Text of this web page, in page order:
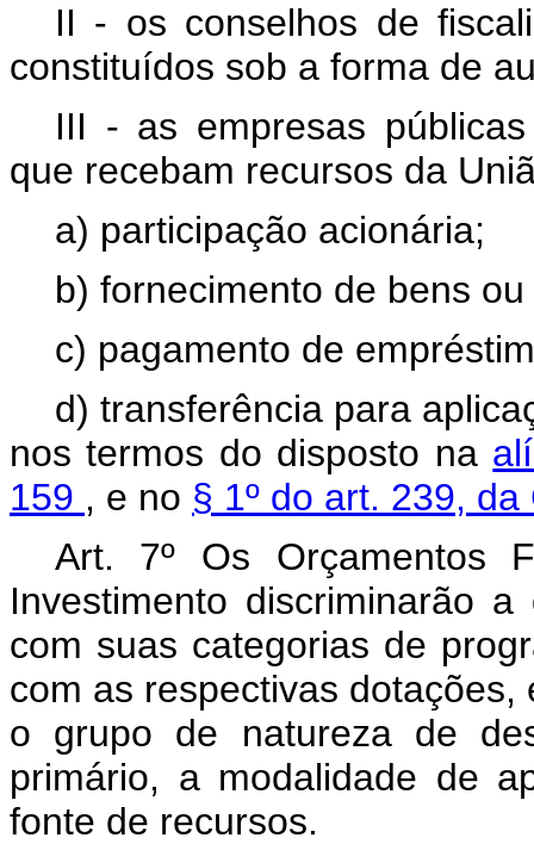
II - os conselhos de
constituídos sob a forma de
III - as empresas
que recebam recursos da
a) participação acionária;
b) fornecimento de bens
c) pagamento de
d) transferência para
nos termos do disposto na
159 , e no § 1º do art. 239,
Art. 7º Os Orçamentos
Investimento discriminarão
com suas categorias de
com as respectivas
o grupo de natureza de
primário, a modalidade de
fonte de recursos.